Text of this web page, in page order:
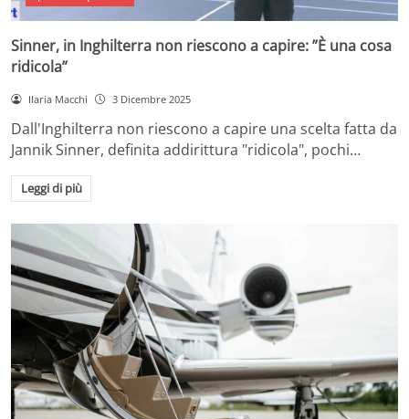
Sinner, in Inghilterra non riescono a capire: ”È una cosa
ridicola”
Ilaria Macchi 3 Dicembre 2025
Dall'Inghilterra non riescono a capire una scelta fatta da
Jannik Sinner, definita addirittura "ridicola", pochi…
Leggi di più